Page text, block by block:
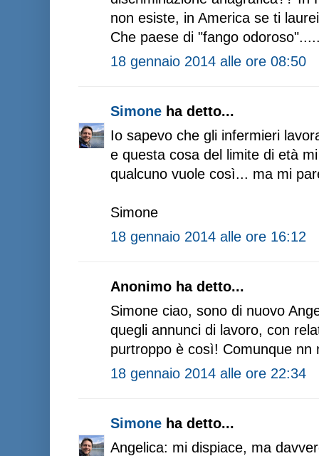
non esiste, in America se ti
Che paese di "fango
18 gennaio 2014 alle ore 08:50
Simone ha detto...
Io sapevo che gli infermieri
e questa cosa del limite di età
qualcuno vuole così... ma mi
Simone
18 gennaio 2014 alle ore 16:12
Anonimo ha detto...
Simone ciao, sono di nuovo
quegli annunci di lavoro, con
purtroppo è così! Comunque nn
18 gennaio 2014 alle ore 22:34
Simone ha detto...
Angelica: mi dispiace, ma